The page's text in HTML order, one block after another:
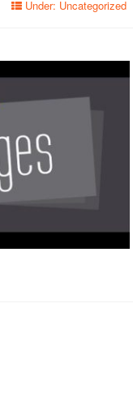
Under: Uncategorized